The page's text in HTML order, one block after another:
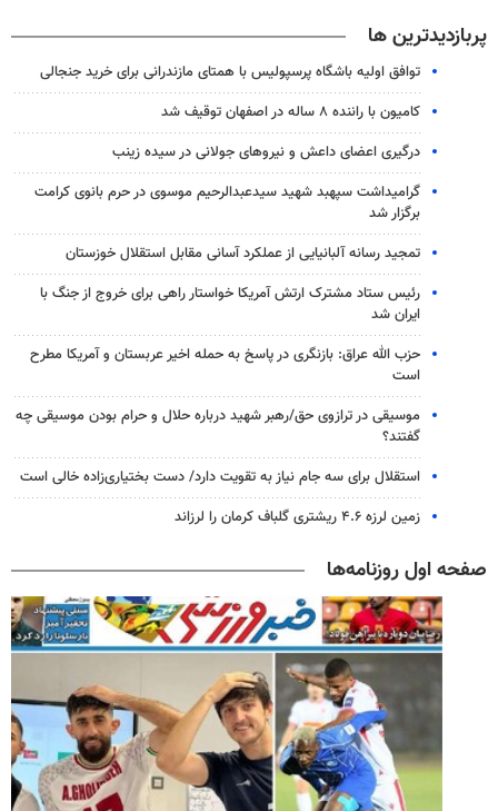
پربازدیدترین ها
توافق اولیه باشگاه پرسپولیس با همتای مازندرانی برای خرید جنجالی
کامیون با راننده ۸ ساله در اصفهان توقیف شد
درگیری اعضای داعش و نیروهای جولانی در سیده زینب
گرامیداشت سپهبد شهید سیدعبدالرحیم موسوی در حرم بانوی کرامت
برگزار شد
تمجید رسانه آلبانیایی از عملکرد آسانی مقابل استقلال خوزستان
رئیس ستاد مشترک ارتش آمریکا خواستار راهی برای خروج از جنگ با
ایران شد
حزب الله عراق: بازنگری در پاسخ به حمله اخیر عربستان و آمریکا مطرح
است
موسیقی در ترازوی حق/رهبر شهید درباره حلال و حرام بودن موسیقی چه
گفتند؟
استقلال برای سه جام نیاز به تقویت دارد/ دست بختیاری‌زاده خالی است
زمین لرزه ۴.۶ ریشتری گلباف کرمان را لرزاند
صفحه اول روزنامه‌ها